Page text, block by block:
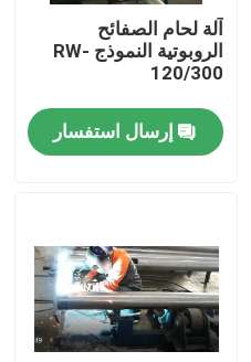
آلة لحام الصفائح
الروبوتية النموذج RW-
120/300
إرسال استفسار